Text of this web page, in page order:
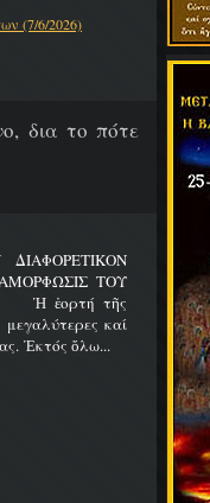
(7/6/2026)
δια το πότε
ΔΙΑΦΟΡΕΤΙΚΟΝ
ΤΟΥ
Ἡ ἑορτή τῆς
καί
Ἐκτός ὅλω...